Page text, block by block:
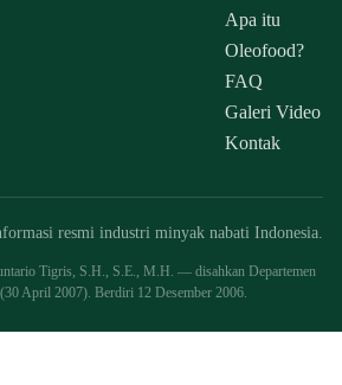
Apa itu
Oleofood?
FAQ
Galeri Video
Kontak
resmi industri minyak nabati Indonesia.
Tigris, S.H., S.E., M.H. — disahkan Departemen
April 2007). Berdiri 12 Desember 2006.